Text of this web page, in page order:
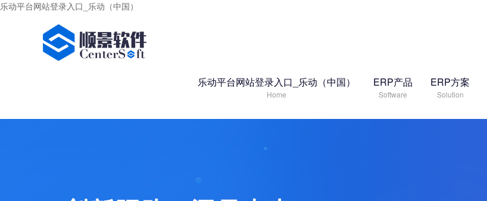
乐动平台网站登录入口_乐动（中国）
乐动平台网站登录入口_乐动（中国）
Home
ERP产品
Software
ERP方案
Solution